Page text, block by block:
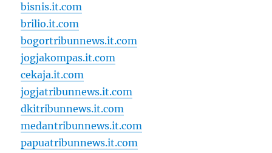
bisnis.it.com
brilio.it.com
bogortribunnews.it.com
jogjakompas.it.com
cekaja.it.com
jogjatribunnews.it.com
dkitribunnews.it.com
medantribunnews.it.com
papuatribunnews.it.com